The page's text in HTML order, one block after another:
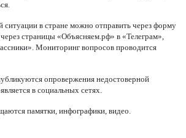
в стране можно отправить через форму
страницы «Объясняем.рф» в «Телеграм»,
Мониторинг вопросов проводится
опровержения недостоверной
в социальных сетях.
памятки, инфографики, видео.